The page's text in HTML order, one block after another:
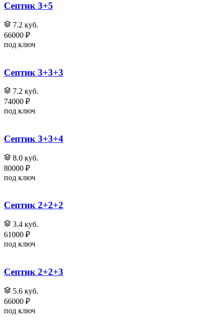
Септик 3+5
7.2 куб.
66000 ₽
под ключ
Септик 3+3+3
7.2 куб.
74000 ₽
под ключ
Септик 3+3+4
8.0 куб.
80000 ₽
под ключ
Септик 2+2+2
3.4 куб.
61000 ₽
под ключ
Септик 2+2+3
5.6 куб.
66000 ₽
под ключ